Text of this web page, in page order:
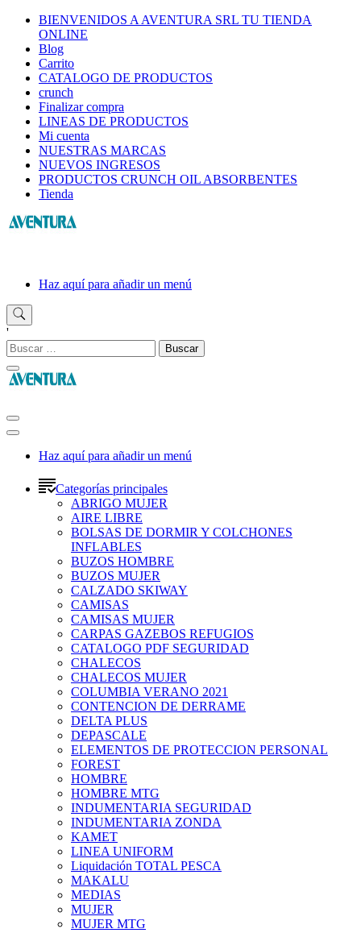
Saltar
contenido
BIENVENIDOS A AVENTURA SRL TU TIENDA
ONLINE
Blog
Carrito
CATALOGO DE PRODUCTOS
crunch
Finalizar compra
LINEAS DE PRODUCTOS
Mi cuenta
NUESTRAS MARCAS
NUEVOS INGRESOS
PRODUCTOS CRUNCH OIL ABSORBENTES
Tienda
Haz aquí para añadir un menú
'
Buscar:
Haz aquí para añadir un menú
Categorías principales
ABRIGO MUJER
AIRE LIBRE
BOLSAS DE DORMIR Y COLCHONES
INFLABLES
BUZOS HOMBRE
BUZOS MUJER
CALZADO SKIWAY
CAMISAS
CAMISAS MUJER
CARPAS GAZEBOS REFUGIOS
CATALOGO PDF SEGURIDAD
CHALECOS
CHALECOS MUJER
COLUMBIA VERANO 2021
CONTENCION DE DERRAME
DELTA PLUS
DEPASCALE
ELEMENTOS DE PROTECCION PERSONAL
FOREST
HOMBRE
HOMBRE MTG
INDUMENTARIA SEGURIDAD
INDUMENTARIA ZONDA
KAMET
LINEA UNIFORM
Liquidación TOTAL PESCA
MAKALU
MEDIAS
MUJER
MUJER MTG